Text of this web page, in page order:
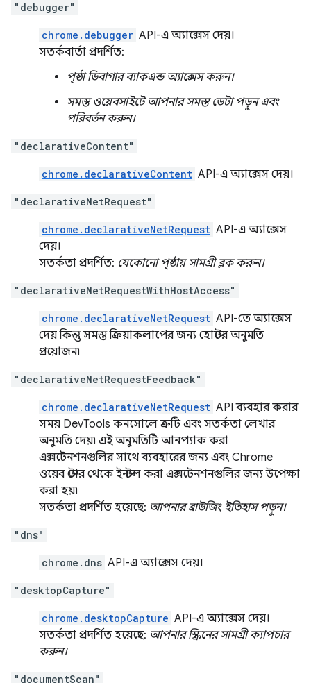
"debugger"
chrome.debugger API-এ অ্যাক্সেস দেয়।
সতর্কবার্তা প্রদর্শিত:
পৃষ্ঠা ডিবাগার ব্যাকএন্ড অ্যাক্সেস করুন।
সমস্ত ওয়েবসাইটে আপনার সমস্ত ডেটা পড়ুন এবং
পরিবর্তন করুন।
"declarativeContent"
chrome.declarativeContent API-এ অ্যাক্সেস দেয়।
"declarativeNetRequest"
chrome.declarativeNetRequest API-এ অ্যাক্সেস
দেয়।
সতর্কতা প্রদর্শিত: যেকোনো পৃষ্ঠায় সামগ্রী ব্লক করুন।
"declarativeNetRequestWithHostAccess"
chrome.declarativeNetRequest API-তে অ্যাক্সেস
দেয় কিন্তু সমস্ত ক্রিয়াকলাপের জন্য হোস্টের অনুমতি
প্রয়োজন৷
"declarativeNetRequestFeedback"
chrome.declarativeNetRequest API ব্যবহার করার
সময় DevTools কনসোলে ত্রুটি এবং সতর্কতা লেখার
অনুমতি দেয়৷ এই অনুমতিটি আনপ্যাক করা
এক্সটেনশনগুলির সাথে ব্যবহারের জন্য এবং Chrome
ওয়েব স্টোর থেকে ইনস্টল করা এক্সটেনশনগুলির জন্য উপেক্ষা
করা হয়৷
সতর্কতা প্রদর্শিত হয়েছে: আপনার ব্রাউজিং ইতিহাস পড়ুন।
"dns"
chrome.dns API-এ অ্যাক্সেস দেয়।
"desktopCapture"
chrome.desktopCapture API-এ অ্যাক্সেস দেয়।
সতর্কতা প্রদর্শিত হয়েছে: আপনার স্ক্রিনের সামগ্রী ক্যাপচার
করুন।
"documentScan"